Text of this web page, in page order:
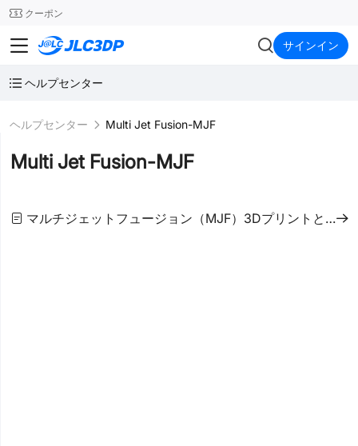
24SMT クーポン
JLC3DP サインイン
ヘルプセンター
ヘルプセンター Multi Jet Fusion-MJF
Multi Jet Fusion-MJF
マルチジェットフュージョン（MJF）3Dプリントとは？